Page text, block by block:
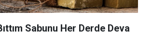
Sabunu Her Derde Deva